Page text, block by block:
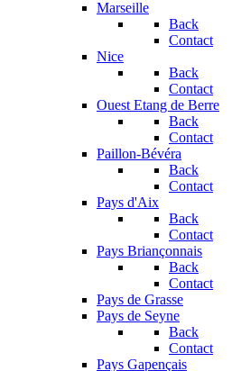
Marseille
Back
Contact
Nice
Back
Contact
Ouest Etang de Berre
Back
Contact
Paillon-Bévéra
Back
Contact
Pays d'Aix
Back
Contact
Pays Briançonnais
Back
Contact
Pays de Grasse
Pays de Seyne
Back
Contact
Pays Gapençais